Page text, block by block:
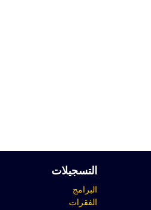
التسجيلات
البرامج
الفقرات